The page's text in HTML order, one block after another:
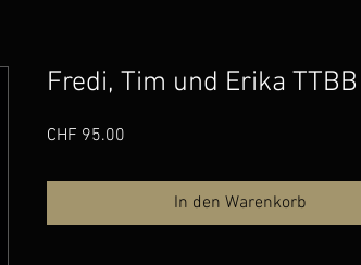
Fredi, Tim und Erika TTBB
CHF 95.00
In den Warenkorb